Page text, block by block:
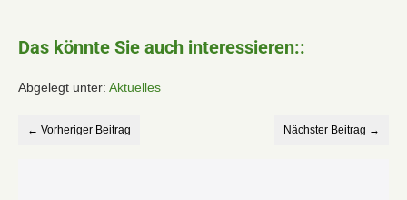
Das könnte Sie auch interessieren::
Abgelegt unter: Aktuelles
← Vorheriger Beitrag Nächster Beitrag →